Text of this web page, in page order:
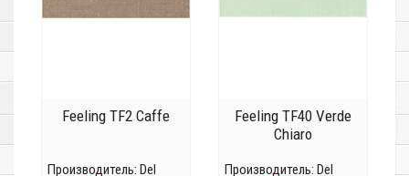
Feeling TF2 Caffe
Производитель: Del
Feeling TF40 Verde
Chiaro
Производитель: Del